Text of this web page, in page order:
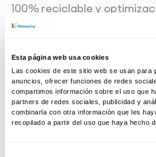
Esta página web usa cookies
Las cookies de este sitio web se usan para
anuncios, ofrecer funciones de redes
compartimos información sobre el uso que
partners de redes sociales, publicidad y
combinarla con otra información que les
recopilado a partir del uso que haya hecho
100% reciclable y
energía en todo su ciclo de
CO2.
Más